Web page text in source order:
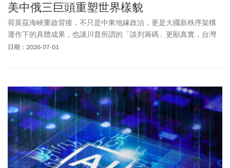
美中俄三巨頭重塑世界樣貌
荷莫茲海峽重啟背後，不只是中東地緣政治，更是大國新秩序架構
運作下的具體成果，也讓川普所謂的「談判籌碼」更顯真實，台灣
命運正隨國際風向轉變。
日期：2026-07-01